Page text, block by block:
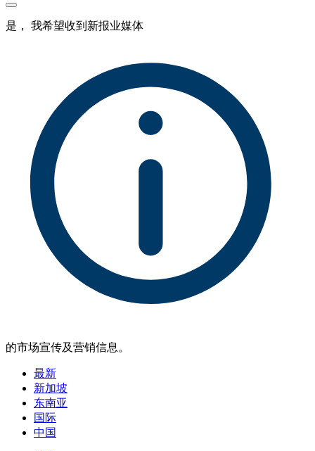
是， 我希望收到新报业媒体
的市场宣传及营销信息。
最新
新加坡
东南亚
国际
中国